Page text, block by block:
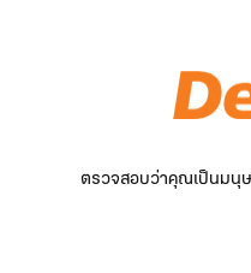
ตรวจสอบว่าคุณเป็นมนุษ